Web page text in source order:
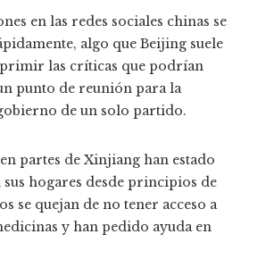
en las redes sociales chinas se
algo que Beijing suele
las críticas que podrían
punto de reunión para la
de un solo partido.
partes de Xinjiang han estado
sus hogares desde principios de
se quejan de no tener acceso a
y han pedido ayuda en